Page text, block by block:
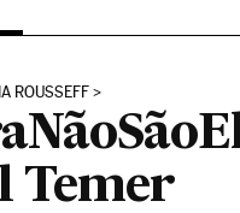
ROUSSEFF
Temer